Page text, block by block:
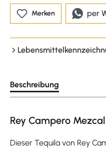
Merken per
Beschreibung
Rey Campero
Dieser Tequila von Rey